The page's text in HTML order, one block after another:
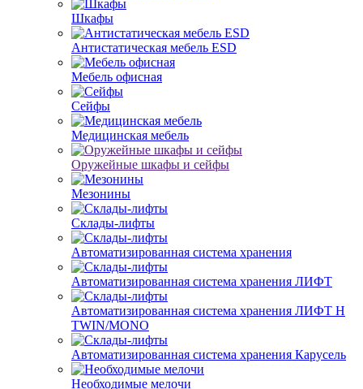
Шкафы
Антистатическая мебель ESD
Мебель офисная
Сейфы
Медицинская мебель
Оружейные шкафы и сейфы
Мезонины
Склады-лифты
Автоматизированная система хранения
Автоматизированная система хранения ЛИФТ
Автоматизированная система хранения ЛИФТ H
TWIN/MONO
Автоматизированная система хранения Карусель
Необходимые мелочи